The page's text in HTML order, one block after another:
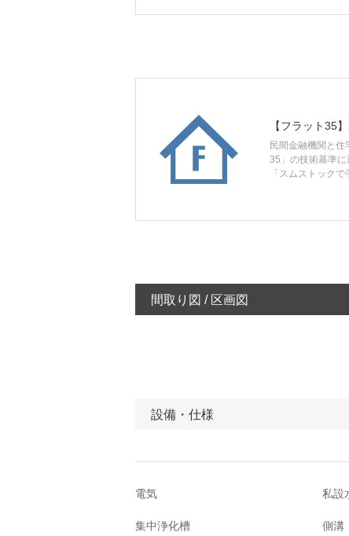
【フラット35
民間金融機関と
35」の技術基準に
「スムストック
間取り図 / 区画図
設備・仕様
電気 私設
集中浄化槽 側溝